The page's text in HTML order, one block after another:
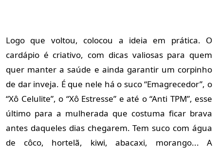
Logo que voltou, colocou a ideia em prática. O
cardápio é criativo, com dicas valiosas para quem
quer manter a saúde e ainda garantir um corpinho
de dar inveja. É que nele há o suco “Emagrecedor”, o
“Xô Celulite”, o “Xô Estresse” e até o “Anti TPM”, esse
último para a mulherada que costuma ficar brava
antes daqueles dias chegarem. Tem suco com água
de côco, hortelã, kiwi, abacaxi, morango... A